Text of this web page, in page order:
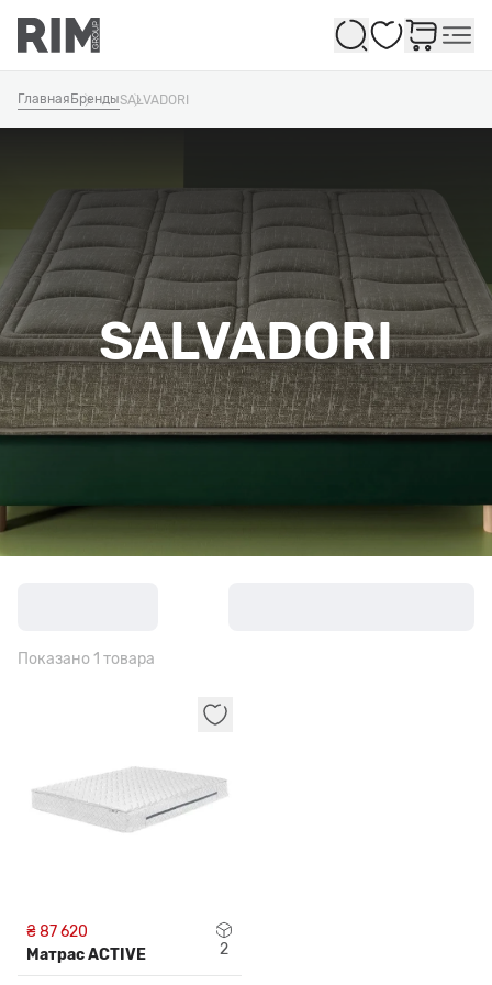
Избранное
SALVADORI
Главная БрендыSALVADORI
Показано 1 товара
₴ 87 620
Матрас ACTIVE
2